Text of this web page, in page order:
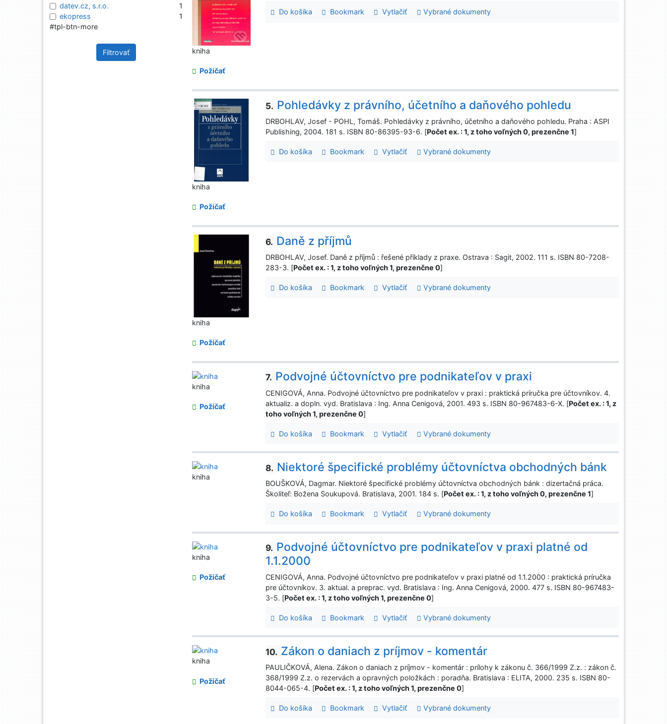
Do košíka Bookmark Vytlačiť Vybrané dokumenty
kniha
Požičať
5. Pohledávky z právního, účetního a daňového pohledu
DRBOHLAV, Josef - POHL, Tomáš. Pohledávky z právního, účetního a daňového pohledu. Praha : ASPI
Publishing, 2004. 181 s. ISBN 80-86395-93-6. [Počet ex. : 1, z toho voľných 0, prezenčne 1]
Do košíka Bookmark Vytlačiť Vybrané dokumenty
kniha
Požičať
6. Daně z příjmů
DRBOHLAV, Josef. Daně z příjmů : řešené příklady z praxe. Ostrava : Sagit, 2002. 111 s. ISBN 80-7208-
283-3. [Počet ex. : 1, z toho voľných 1, prezenčne 0]
Do košíka Bookmark Vytlačiť Vybrané dokumenty
kniha
Požičať
7. Podvojné účtovníctvo pre podnikateľov v praxi
CENIGOVÁ, Anna. Podvojné účtovníctvo pre podnikateľov v praxi : praktická príručka pre účtovníkov. 4.
aktualiz. a dopln. vyd. Bratislava : Ing. Anna Cenigová, 2001. 493 s. ISBN 80-967483-6-X. [Počet ex. : 1, z
toho voľných 1, prezenčne 0]
Do košíka Bookmark Vytlačiť Vybrané dokumenty
kniha
Požičať
8. Niektoré špecifické problémy účtovníctva obchodných bánk
BOUŠKOVÁ, Dagmar. Niektoré špecifické problémy účtovníctva obchodných bánk : dizertačná práca.
Školiteľ: Božena Soukupová. Bratislava, 2001. 184 s. [Počet ex. : 1, z toho voľných 0, prezenčne 1]
Do košíka Bookmark Vytlačiť Vybrané dokumenty
kniha
9. Podvojné účtovníctvo pre podnikateľov v praxi platné od
1.1.2000
CENIGOVÁ, Anna. Podvojné účtovníctvo pre podnikateľov v praxi platné od 1.1.2000 : praktická príručka
pre účtovníkov. 3. aktual. a preprac. vyd. Bratislava : Ing. Anna Cenigová, 2000. 477 s. ISBN 80-967483-
3-5. [Počet ex. : 1, z toho voľných 1, prezenčne 0]
Do košíka Bookmark Vytlačiť Vybrané dokumenty
kniha
Požičať
10. Zákon o daniach z príjmov - komentár
PAULIČKOVÁ, Alena. Zákon o daniach z príjmov - komentár : prílohy k zákonu č. 366/1999 Z.z. : zákon č.
368/1999 Z.z. o rezervách a opravných položkách : poradňa. Bratislava : ELITA, 2000. 235 s. ISBN 80-
8044-065-4. [Počet ex. : 1, z toho voľných 1, prezenčne 0]
Do košíka Bookmark Vytlačiť Vybrané dokumenty
kniha
Požičať
datev.cz, s.r.o.
1
ekopress
1
#tpl-btn-more
Filtrovať